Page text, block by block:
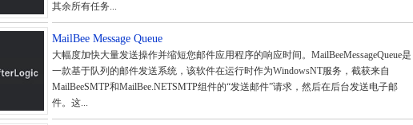
其余所有任务...
MailBee Message Queue
大幅度加快大量发送操作并缩短您邮件应用程序的响应时间。MailBeeMessageQueue是
一款基于队列的邮件发送系统，该软件在运行时作为WindowsNT服务，截获来自
MailBeeSMTP和MailBee.NETSMTP组件的“发送邮件”请求，然后在后台发送电子邮
件。这...